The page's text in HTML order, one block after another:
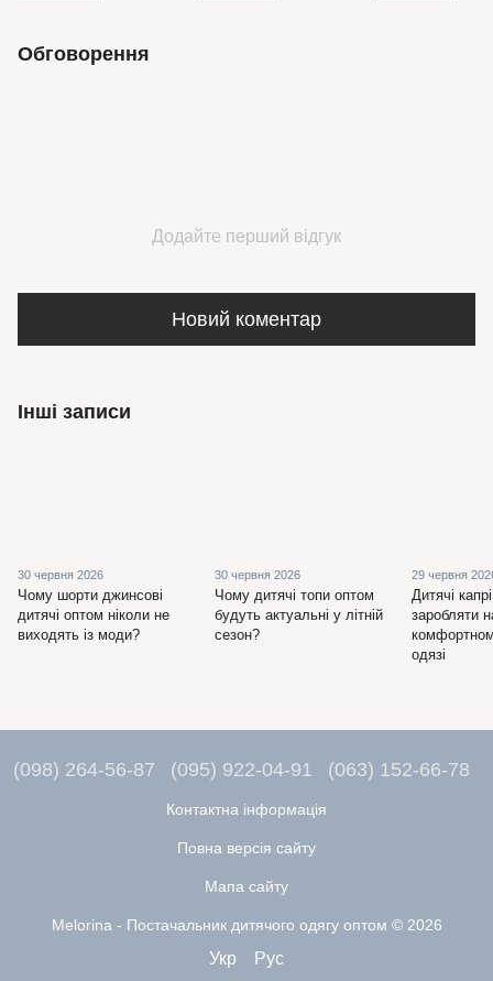
Обговорення
Додайте перший відгук
Новий коментар
Інші записи
30 червня 2026
Чому шорти джинсові
дитячі оптом ніколи не
виходять із моди?
30 червня 2026
Чому дитячі топи оптом
будуть актуальні у літній
сезон?
29 червня
Дитячі
заробляти
одязі
(098) 264-56-87 (095) 922-04-91 (063) 152-66-78
Контактна інформація
Повна версія сайту
Мапа сайту
Melorina - Постачальник дитячого одягу оптом © 2026
Укр Рус